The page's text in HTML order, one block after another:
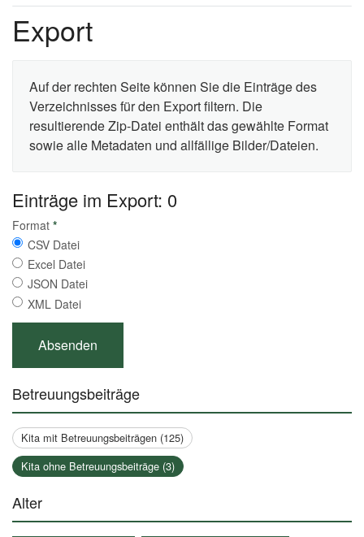
Export
Auf der rechten Seite können Sie die Einträge des
Verzeichnisses für den Export filtern. Die
resultierende Zip-Datei enthält das gewählte Format
sowie alle Metadaten und allfällige Bilder/Dateien.
Einträge im Export: 0
Format *
CSV Datei
Excel Datei
JSON Datei
XML Datei
Betreuungsbeiträge
Kita mit Betreuungsbeiträgen (125)
Kita ohne Betreuungsbeiträge (3)
Alter